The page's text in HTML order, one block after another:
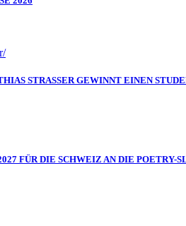
STRASSER GEWINNT EINEN
FÜR DIE SCHWEIZ AN DIE